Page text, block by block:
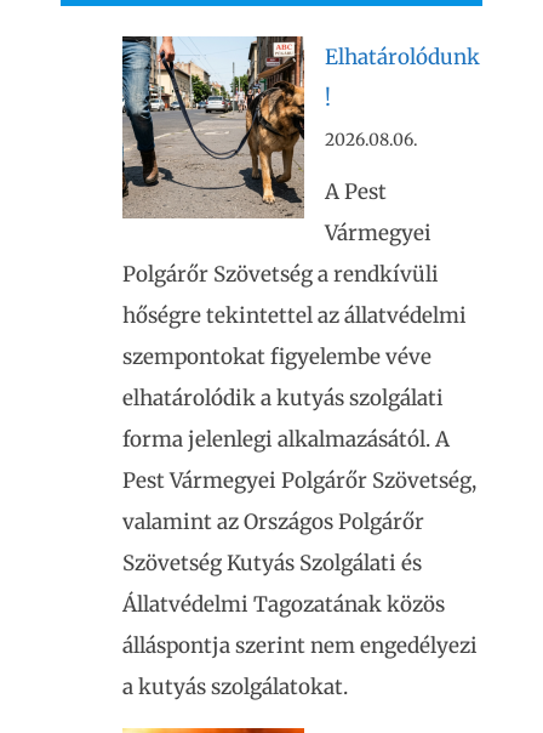
Elhatárolódunk
!
2026.08.06.
A Pest
Vármegyei
Polgárőr Szövetség a rendkívüli
hőségre tekintettel az állatvédelmi
szempontokat figyelembe véve
elhatárolódik a kutyás szolgálati
forma jelenlegi alkalmazásától. A
Pest Vármegyei Polgárőr Szövetség,
valamint az Országos Polgárőr
Szövetség Kutyás Szolgálati és
Állatvédelmi Tagozatának közös
álláspontja szerint nem engedélyezi
a kutyás szolgálatokat.